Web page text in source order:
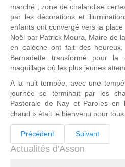
marché ; zone de chalandise
par les décorations et
enfants ont convergé vers la place
Noël par Patrick Moura, Maire de
en calèche ont fait des
Bernadette transformé pour la
maquillage où les plus jeunes
A la nuit tombée, avec une
journée se terminait par les
Pastorale de Nay et Paroles en
chaud » était le bienvenu pour tous.
Précédent Suivant
Actualités d'Asson